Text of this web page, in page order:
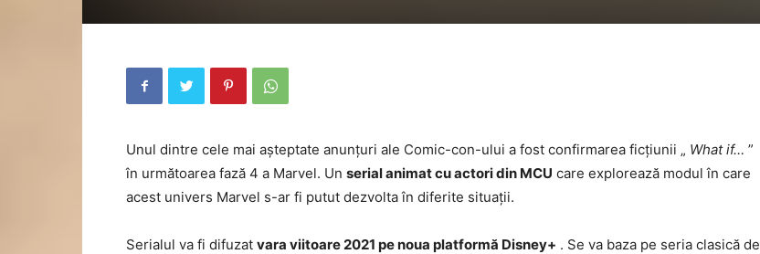
Unul dintre cele mai așteptate anunțuri ale Comic-con-ului a fost confirmarea ficțiunii „ What if… ”
în următoarea fază 4 a Marvel. Un serial animat cu actori din MCU care explorează modul în care
acest univers Marvel s-ar fi putut dezvolta în diferite situații.
Serialul va fi difuzat vara viitoare 2021 pe noua platformă Disney+ . Se va baza pe seria clasică de